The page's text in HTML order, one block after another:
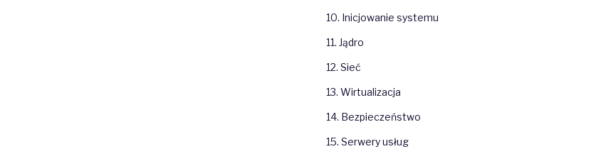
10. Inicjowanie systemu
11. Jądro
12. Sieć
13. Wirtualizacja
14. Bezpieczeństwo
15. Serwery usług